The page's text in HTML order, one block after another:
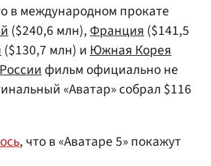
в международном прокате
($240,6 млн), Франция ($141,5
($130,7 млн) и Южная Корея
России фильм официально не
«Аватар» собрал $116
, что в «Аватаре 5» покажут